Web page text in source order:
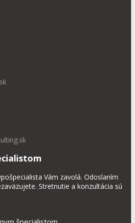
Vám zavolá. Odoslaním
Stretnutie a konzultácia sú